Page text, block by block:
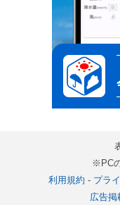
※PC
利用規約 - プラ
広告掲